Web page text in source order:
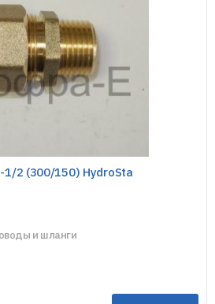
2 (300/150) HydroSta
и шланги